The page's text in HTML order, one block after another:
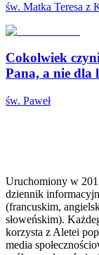
św. Matka Teresa z
Cokolwiek
Pana, a nie dla
św. Paweł
Uruchomiony w
dziennik
(francuskim,
słoweńskim).
korzysta z Aletei
media